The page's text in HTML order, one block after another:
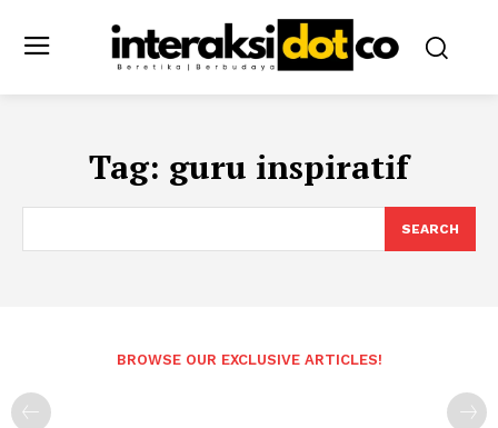
Tag: guru inspiratif
SEARCH
BROWSE OUR EXCLUSIVE ARTICLES!